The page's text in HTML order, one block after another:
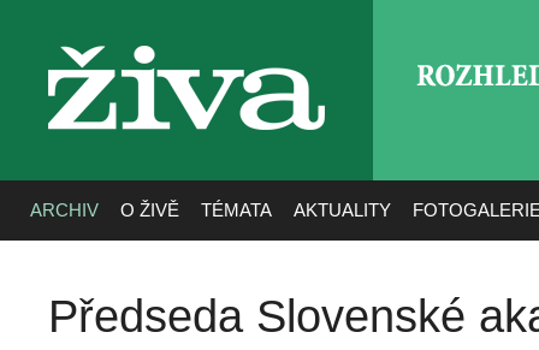
živa
ARCHIV O ŽIVĚ TÉMATA AKTUALITY
Předseda Slovenské